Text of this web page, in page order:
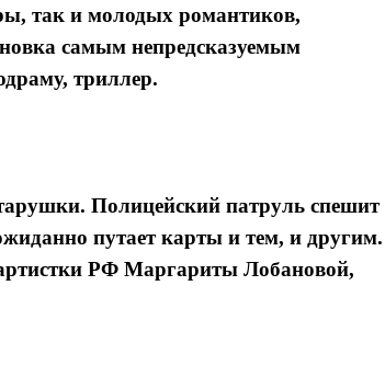
так и молодых романтиков,
самым непредсказуемым
триллер.
Полицейский патруль спешит
путает карты и тем, и другим.
РФ Маргариты Лобановой,